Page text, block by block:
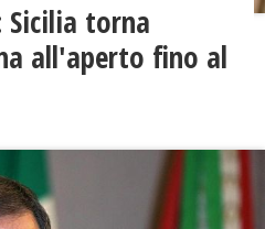
Sicilia torna
all'aperto fino al